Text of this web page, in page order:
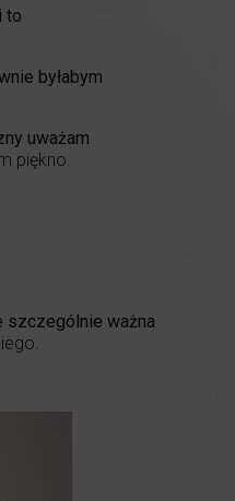
to
byłabym
uważam
piękno.
szczególnie ważna